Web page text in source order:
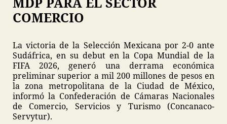
COMERCIO
La victoria de la Selección Mexicana por 2-0 ante
Sudáfrica, en su debut en la Copa Mundial de la
FIFA 2026, generó una derrama económica
preliminar superior a mil 200 millones de pesos en
la zona metropolitana de la Ciudad de México,
informó la Confederación de Cámaras Nacionales
de Comercio, Servicios y Turismo (Concanaco-
Servytur).